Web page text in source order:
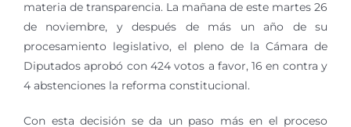
materia de transparencia. La mañana de este martes 26
de noviembre, y después de más un año de su
procesamiento legislativo, el pleno de la Cámara de
Diputados aprobó con 424 votos a favor, 16 en contra y
4 abstenciones la reforma constitucional.
Con esta decisión se da un paso más en el proceso